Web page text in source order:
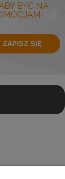
BYĆ NA
ZAPISZ SIĘ